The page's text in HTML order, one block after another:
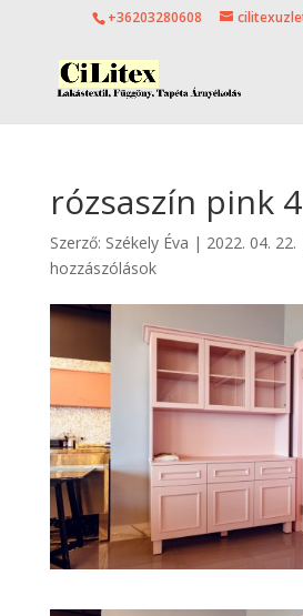
+36203280608
rózsaszín pink 4
Szerző: Székely Éva | 2022. 04. 22.
hozzászólások